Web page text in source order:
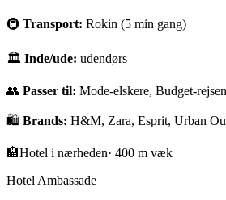
🚇 Transport: Rokin (5 min gang)
🏛 Inde/ude: udendørs
👥 Passer til: Mode-elskere, Budget-
🛍️ Brands: H&M, Zara, Esprit, Urban
🏨Hotel i nærheden· 400 m væk
Hotel Ambassade